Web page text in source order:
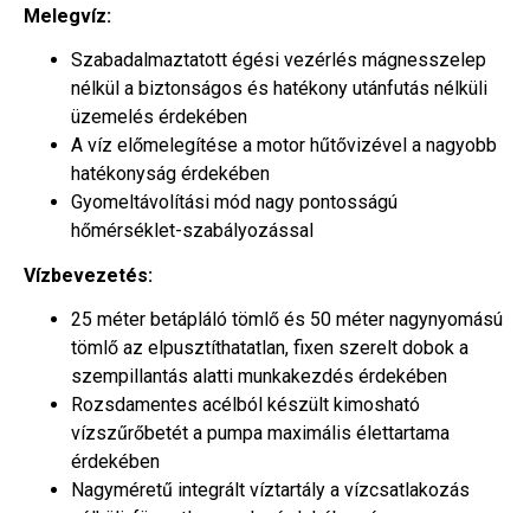
Melegvíz:
Szabadalmaztatott égési vezérlés mágnesszelep
nélkül a biztonságos és hatékony utánfutás nélküli
üzemelés érdekében
A víz előmelegítése a motor hűtővizével a nagyobb
hatékonyság érdekében
Gyomeltávolítási mód nagy pontosságú
hőmérséklet-szabályozással
Vízbevezetés:
25 méter betápláló tömlő és 50 méter nagynyomású
tömlő az elpusztíthatatlan, fixen szerelt dobok a
szempillantás alatti munkakezdés érdekében
Rozsdamentes acélból készült kimosható
vízszűrőbetét a pumpa maximális élettartama
érdekében
Nagyméretű integrált víztartály a vízcsatlakozás